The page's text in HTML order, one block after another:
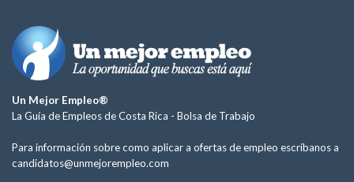
Un Mejor Empleo®
La Guía de Empleos de Costa Rica - Bolsa de Trabajo
Para información sobre como aplicar a ofertas de empleo escríbanos a
candidatos@unmejorempleo.com